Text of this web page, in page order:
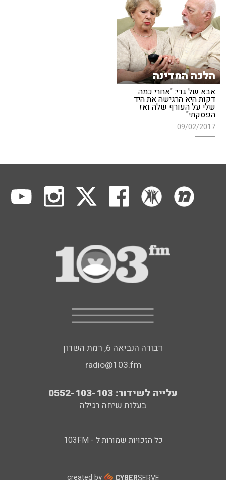
הלכה המדינה
אבא של גדי: "אחרי כמה
דקות היא הרגישה את היד
שלי על העורף שלה ואז
הפסקתי"
09/02/2017
דבורה הנביאה 6, רמת השרון
radio@103.fm
עלייה לשידור: 0552-103-103
בעלות שיחה רגילה
כל הזכויות שמורות ל - 103FM
created by